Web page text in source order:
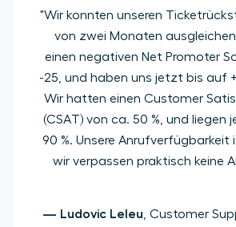
"Wir konnten unseren
von zwei Monaten
einen negativen Net Promoter
-25, und haben uns jetzt bis auf
Wir hatten einen Customer
(CSAT) von ca. 50 %, und liegen
90 %. Unsere
wir verpassen praktisch keine
— Ludovic Leleu , Customer